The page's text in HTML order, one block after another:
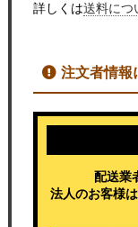
詳しくは送料につ
注文者情報
配送業
法人のお客様